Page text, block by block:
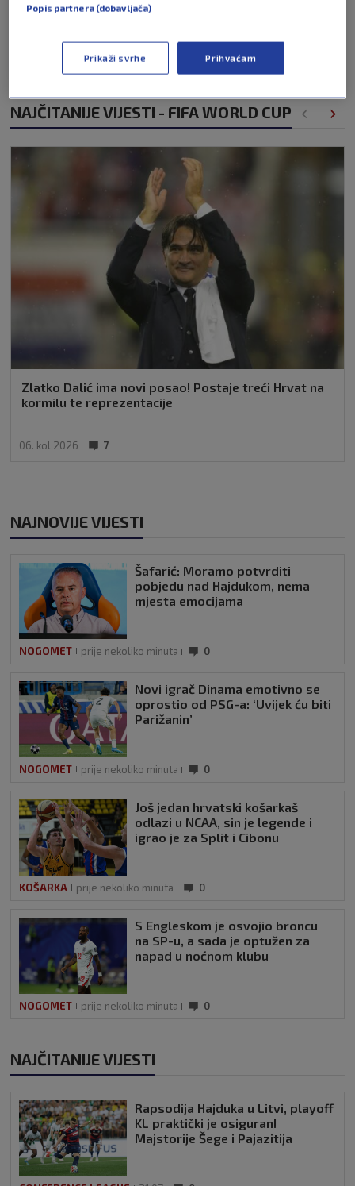
Bosna šaptom pade. Turska Hrvatska.
NAJČITANIJE VIJESTI - FIFA WORLD CUP
Zlatko Dalić ima novi posao! Postaje treći Hrvat na
kormilu te reprezentacije
06. kol 2026 7
NAJNOVIJE VIJESTI
Šafarić: Moramo potvrditi
pobjedu nad Hajdukom, nema
mjesta emocijama
NOGOMET prije nekoliko minuta 0
Novi igrač Dinama emotivno se
oprostio od PSG-a: ‘Uvijek ću biti
Parižanin’
NOGOMET prije nekoliko minuta 0
Još jedan hrvatski košarkaš
odlazi u NCAA, sin je legende i
igrao je za Split i Cibonu
KOŠARKA prije nekoliko minuta 0
S Engleskom je osvojio broncu
na SP-u, a sada je optužen za
napad u noćnom klubu
NOGOMET prije nekoliko minuta 0
NAJČITANIJE VIJESTI
Rapsodija Hajduka u Litvi, playoff
KL praktički je osiguran!
Majstorije Šege i Pajazitija
Popis partnera (dobavljača)
Prikaži svrhe Prihvaćam